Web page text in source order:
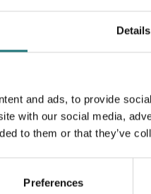
Details
and ads, to provide
with our social media,
to them or that they’ve
Preferences
1949. Visas
mellan Hans J.
kommer i
december